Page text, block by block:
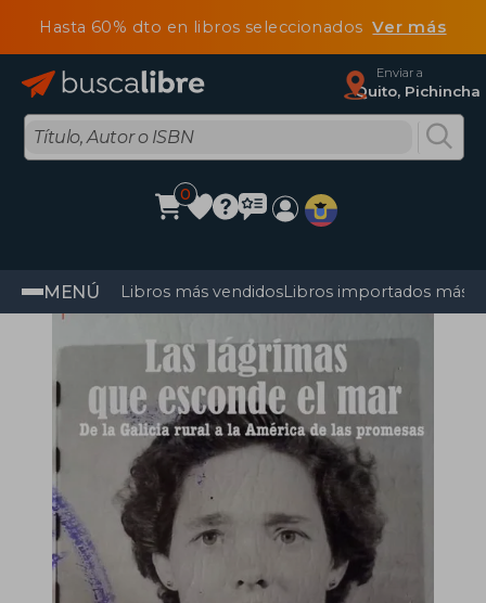
Hasta 60% dto en libros seleccionadosVer más
Enviar a
Quito, Pichincha
0
MENÚ Libros más vendidosLibros importados más